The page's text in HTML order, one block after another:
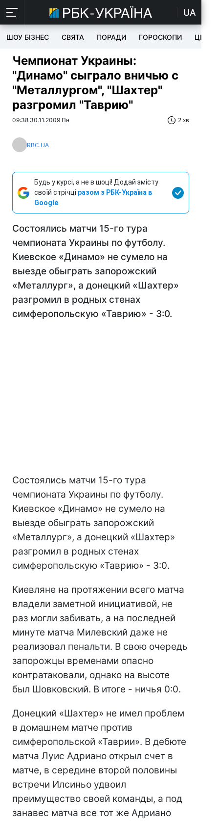
UA
ШОУ БІЗНЕС СВЯТА ПОРАДИ ГОРОСКОПИ ЦІКАВЕ
Чемпионат Украины:
"Динамо" сыграло вничью с
"Металлургом", "Шахтер"
разгромил "Таврию"
09:38 30.11.2009 Пн 2 хв
RBC.UA
Будь у курсі, а не в шоці! Додай змісту
своїй стрічці разом з РБК-Україна в
Google
Состоялись матчи 15-го тура
чемпионата Украины по футболу.
Киевское «Динамо» не сумело на
выезде обыграть запорожский
«Металлург», а донецкий «Шахтер»
разгромил в родных стенах
симферопольскую «Таврию» - 3:0.
Состоялись матчи 15-го тура
чемпионата Украины по футболу.
Киевское «Динамо» не сумело на
выезде обыграть запорожский
«Металлург», а донецкий «Шахтер»
разгромил в родных стенах
симферопольскую «Таврию» - 3:0.
Киевляне на протяжении всего матча
владели заметной инициативой, не
раз могли забивать, а на последней
минуте матча Милевский даже не
реализовал пенальти. В свою очередь
запорожцы временами опасно
контратаковали, однако на высоте
был Шовковский. В итоге - ничья 0:0.
Донецкий «Шахтер» не имел проблем
в домашнем матче против
симферопольской «Таврии». В дебюте
матча Луис Адриано открыл счет в
матче, в середине второй половины
встречи Илсиньо удвоил
преимущество своей команды, а под
занавес матча все тот же Адриано